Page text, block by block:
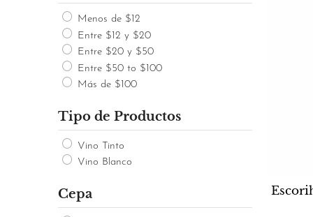
Menos de $12
Entre $12 y $20
Entre $20 y $50
Entre $50 to $100
Más de $100
Tipo de Productos
Vino Tinto
Vino Blanco
Cepa